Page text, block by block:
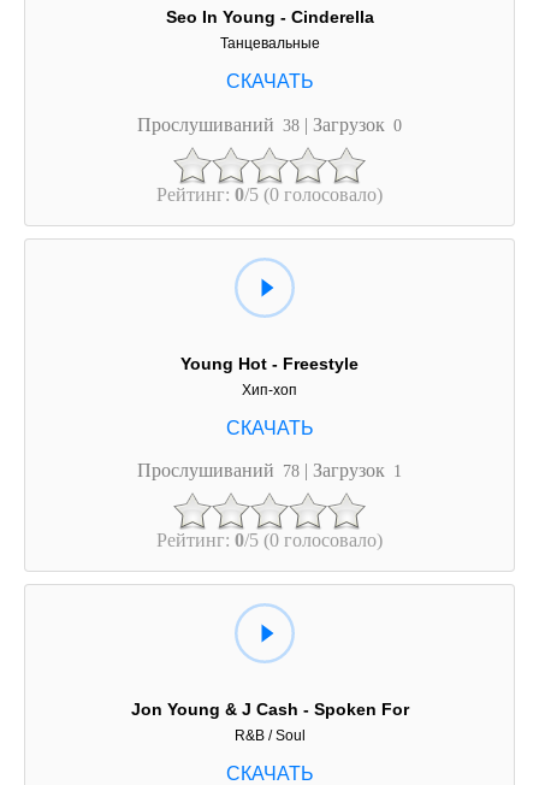
Seo In Young - Cinderella
Танцевальные
Прослушиваний 38 | Загрузок 0
Рейтинг: 0/5 (0 голосовало)
Young Hot - Freestyle
Хип-хоп
Прослушиваний 78 | Загрузок 1
Рейтинг: 0/5 (0 голосовало)
Jon Young & J Cash - Spoken For
R&B / Soul